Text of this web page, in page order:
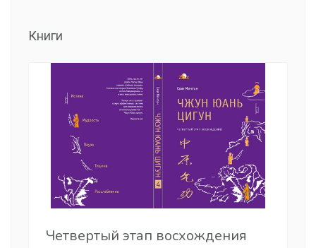
Книги
Четвертый этап восхождения